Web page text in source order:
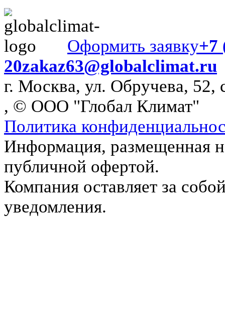
Оформить заявку+7
20zakaz63@globalclimat.ru
г. Москва, ул. Обручева, 52,
, © ООО "Глобал Климат"
Политика
Информация, размещенная
публичной офертой.
Компания оставляет за
уведомления.